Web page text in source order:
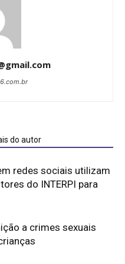
do autor
redes sociais utilizam
do INTERPI para
a crimes sexuais